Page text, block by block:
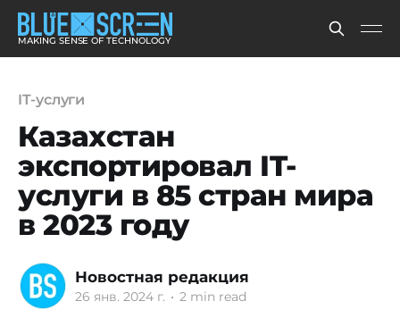
MAKING SENSE OF TECHNOLOGY
IT-услуги
Казахстан
экспортировал IT-
услуги в 85 стран мира
в 2023 году
Новостная редакция
26 янв. 2024 г. • 2 min read